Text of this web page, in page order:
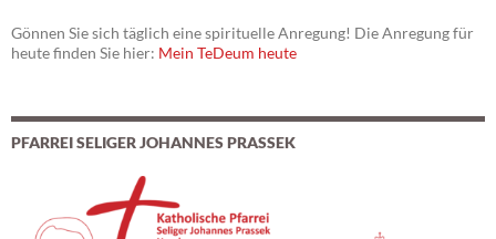
Gönnen Sie sich täglich eine spirituelle Anregung! Die Anregung für
heute finden Sie hier: Mein TeDeum heute
PFARREI SELIGER JOHANNES PRASSEK